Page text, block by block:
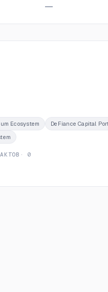
—
Ecosystem
DeFiance Capital
· 0